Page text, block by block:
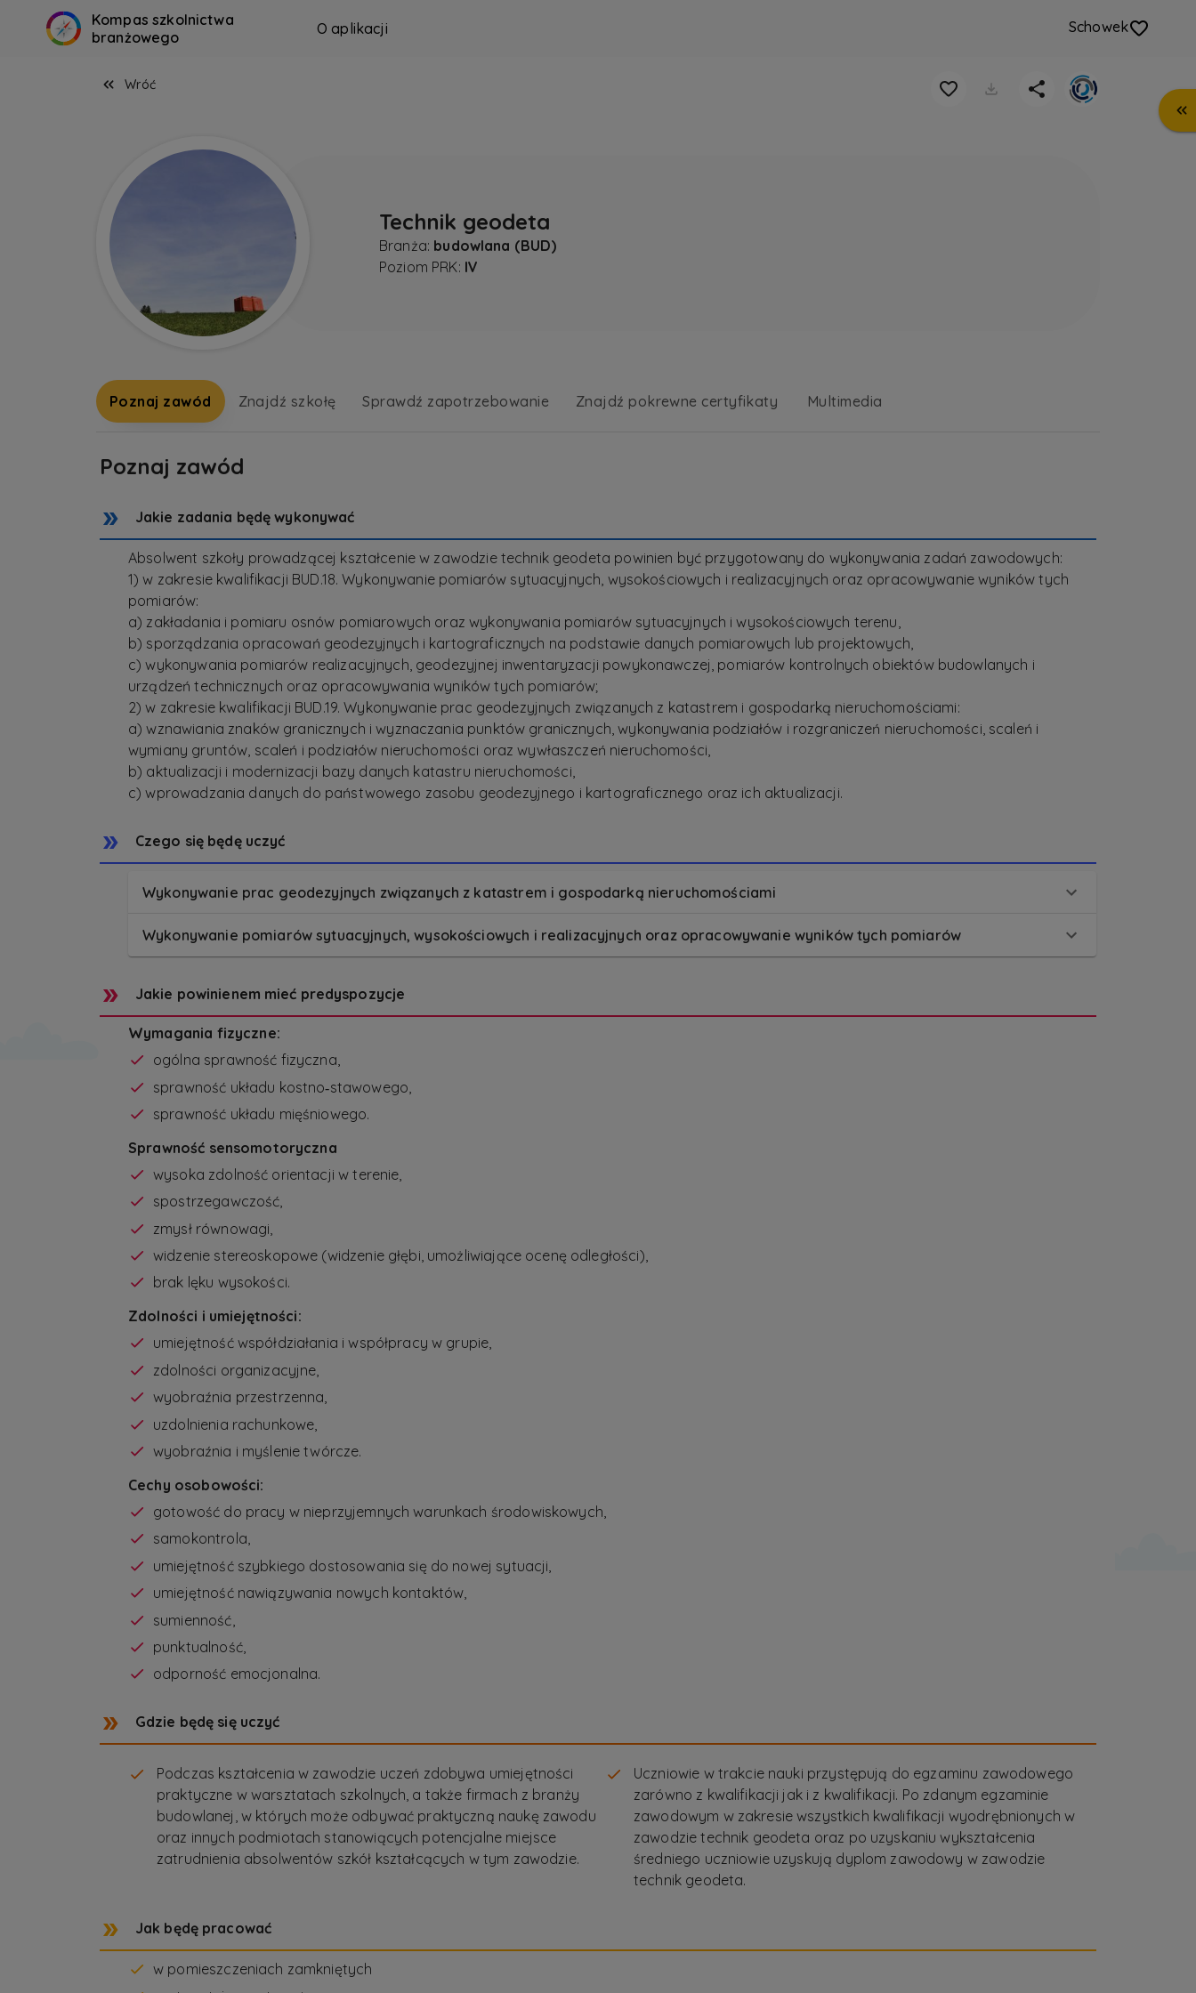
Kompas szkolnictwa
branżowego
O aplikacji Schowek
Wróć
Technik geodeta
Branża: budowlana (BUD)
Poziom PRK: IV
Poznaj zawód Znajdź szkołę Sprawdź zapotrzebowanie Znajdź pokrewne certyfikaty Multimedia
Poznaj zawód
Jakie zadania będę wykonywać
Absolwent szkoły prowadzącej kształcenie w zawodzie technik geodeta powinien być przygotowany do wykonywania zadań zawodowych:
1) w zakresie kwalifikacji BUD.18. Wykonywanie pomiarów sytuacyjnych, wysokościowych i realizacyjnych oraz opracowywanie wyników tych
pomiarów:
a) zakładania i pomiaru osnów pomiarowych oraz wykonywania pomiarów sytuacyjnych i wysokościowych terenu,
b) sporządzania opracowań geodezyjnych i kartograficznych na podstawie danych pomiarowych lub projektowych,
c) wykonywania pomiarów realizacyjnych, geodezyjnej inwentaryzacji powykonawczej, pomiarów kontrolnych obiektów budowlanych i
urządzeń technicznych oraz opracowywania wyników tych pomiarów;
2) w zakresie kwalifikacji BUD.19. Wykonywanie prac geodezyjnych związanych z katastrem i gospodarką nieruchomościami:
a) wznawiania znaków granicznych i wyznaczania punktów granicznych, wykonywania podziałów i rozgraniczeń nieruchomości, scaleń i
wymiany gruntów, scaleń i podziałów nieruchomości oraz wywłaszczeń nieruchomości,
b) aktualizacji i modernizacji bazy danych katastru nieruchomości,
c) wprowadzania danych do państwowego zasobu geodezyjnego i kartograficznego oraz ich aktualizacji.
Czego się będę uczyć
Wykonywanie prac geodezyjnych związanych z katastrem i gospodarką nieruchomościami
Wykonywanie pomiarów sytuacyjnych, wysokościowych i realizacyjnych oraz opracowywanie wyników tych pomiarów
Jakie powinienem mieć predyspozycje
Wymagania fizyczne:
ogólna sprawność fizyczna,
sprawność układu kostno‑stawowego,
sprawność układu mięśniowego.
Sprawność sensomotoryczna
wysoka zdolność orientacji w terenie,
spostrzegawczość,
zmysł równowagi,
widzenie stereoskopowe (widzenie głębi, umożliwiające ocenę odległości),
brak lęku wysokości.
Zdolności i umiejętności:
umiejętność współdziałania i współpracy w grupie,
zdolności organizacyjne,
wyobraźnia przestrzenna,
uzdolnienia rachunkowe,
wyobraźnia i myślenie twórcze.
Cechy osobowości:
gotowość do pracy w nieprzyjemnych warunkach środowiskowych,
samokontrola,
umiejętność szybkiego dostosowania się do nowej sytuacji,
umiejętność nawiązywania nowych kontaktów,
sumienność,
punktualność,
odporność emocjonalna.
Gdzie będę się uczyć
Podczas kształcenia w zawodzie uczeń zdobywa umiejętności
praktyczne w warsztatach szkolnych, a także firmach z branży
budowlanej, w których może odbywać praktyczną naukę zawodu
oraz innych podmiotach stanowiących potencjalne miejsce
zatrudnienia absolwentów szkół kształcących w tym zawodzie.
Uczniowie w trakcie nauki przystępują do egzaminu zawodowego
zarówno z kwalifikacji jak i z kwalifikacji. Po zdanym egzaminie
zawodowym w zakresie wszystkich kwalifikacji wyodrębnionych w
zawodzie technik geodeta oraz po uzyskaniu wykształcenia
średniego uczniowie uzyskują dyplom zawodowy w zawodzie
technik geodeta.
Jak będę pracować
w pomieszczeniach zamkniętych